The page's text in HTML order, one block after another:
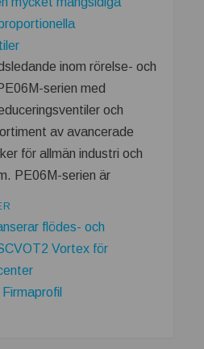
inom rörelse- och
serien med
och
av avancerade
för allmän industri och
PE06M-serien är
flödes- och
Vortex för